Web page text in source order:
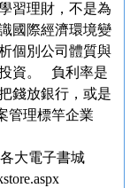
習理財，不是為
國際經濟環境變
個別公司體質與
資。 負利率是
錢放銀行，或是
管理標竿企業
各大電子書城